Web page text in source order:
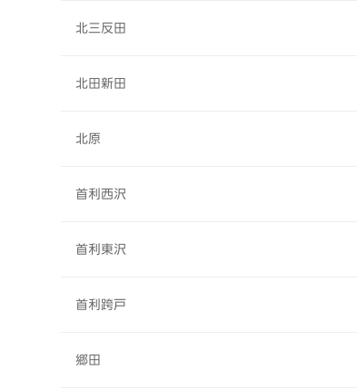
北三反田
北田新田
北原
首利西沢
首利東沢
首利跨戸
郷田